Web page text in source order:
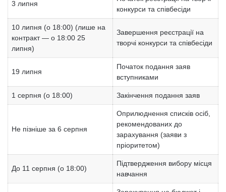
3 липня
конкурси та співбесіди
10 липня (о 18:00) (лише на
контракт — о 18:00 25
липня)
Завершення реєстрації на
творчі конкурси та співбесіди
19 липня
Початок подання заяв
вступниками
1 серпня (о 18:00) Закінчення подання заяв
Не пізніше за 6 серпня
Оприлюднення списків осіб,
рекомендованих до
зарахування (заяви з
пріоритетом)
До 11 серпня (о 18:00)
Підтвердження вибору місця
навчання